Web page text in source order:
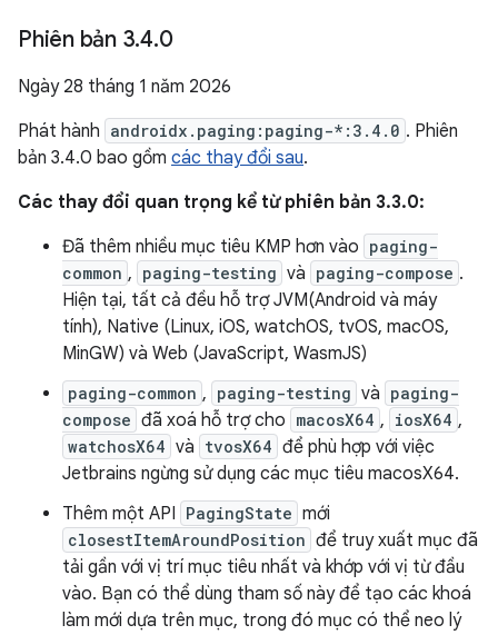
Phiên bản 3.4.0
Ngày 28 tháng 1 năm 2026
Phát hành androidx.paging:paging-*:3.4.0 . Phiên
bản 3.4.0 bao gồm các thay đổi sau.
Các thay đổi quan trọng kể từ phiên bản 3.3.0:
Đã thêm nhiều mục tiêu KMP hơn vào paging-
common , paging-testing và paging-compose .
Hiện tại, tất cả đều hỗ trợ JVM(Android và máy
tính), Native (Linux, iOS, watchOS, tvOS, macOS,
MinGW) và Web (JavaScript, WasmJS)
paging-common , paging-testing và paging-
compose đã xoá hỗ trợ cho macosX64 , iosX64 ,
watchosX64 và tvosX64 để phù hợp với việc
Jetbrains ngừng sử dụng các mục tiêu macosX64.
Thêm một API PagingState mới
closestItemAroundPosition để truy xuất mục đã
tải gần với vị trí mục tiêu nhất và khớp với vị từ đầu
vào. Bạn có thể dùng tham số này để tạo các khoá
làm mới dựa trên mục, trong đó mục có thể neo lý